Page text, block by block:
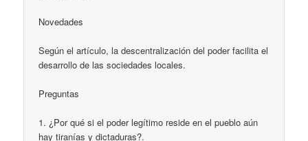
Novedades
Según el artículo, la descentralización del poder facilita el
desarrollo de las sociedades locales.
Preguntas
1. ¿Por qué si el poder legítimo reside en el pueblo aún
hay tiranías y dictaduras?.